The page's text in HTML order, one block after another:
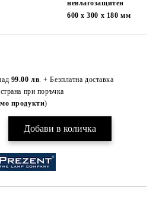
невлагозащитен
600 х 300 х 180 мм
99.00 лв. + Безплатна доставка
при поръчка
продукти)